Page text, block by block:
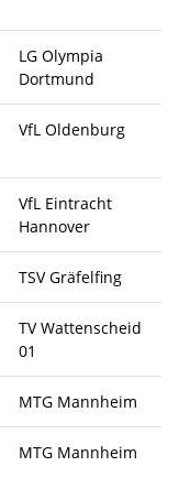
LG Olympia
Dortmund
VfL Oldenburg
VfL Eintracht
Hannover
TSV Gräfelfing
TV Wattenscheid
01
MTG Mannheim
MTG Mannheim